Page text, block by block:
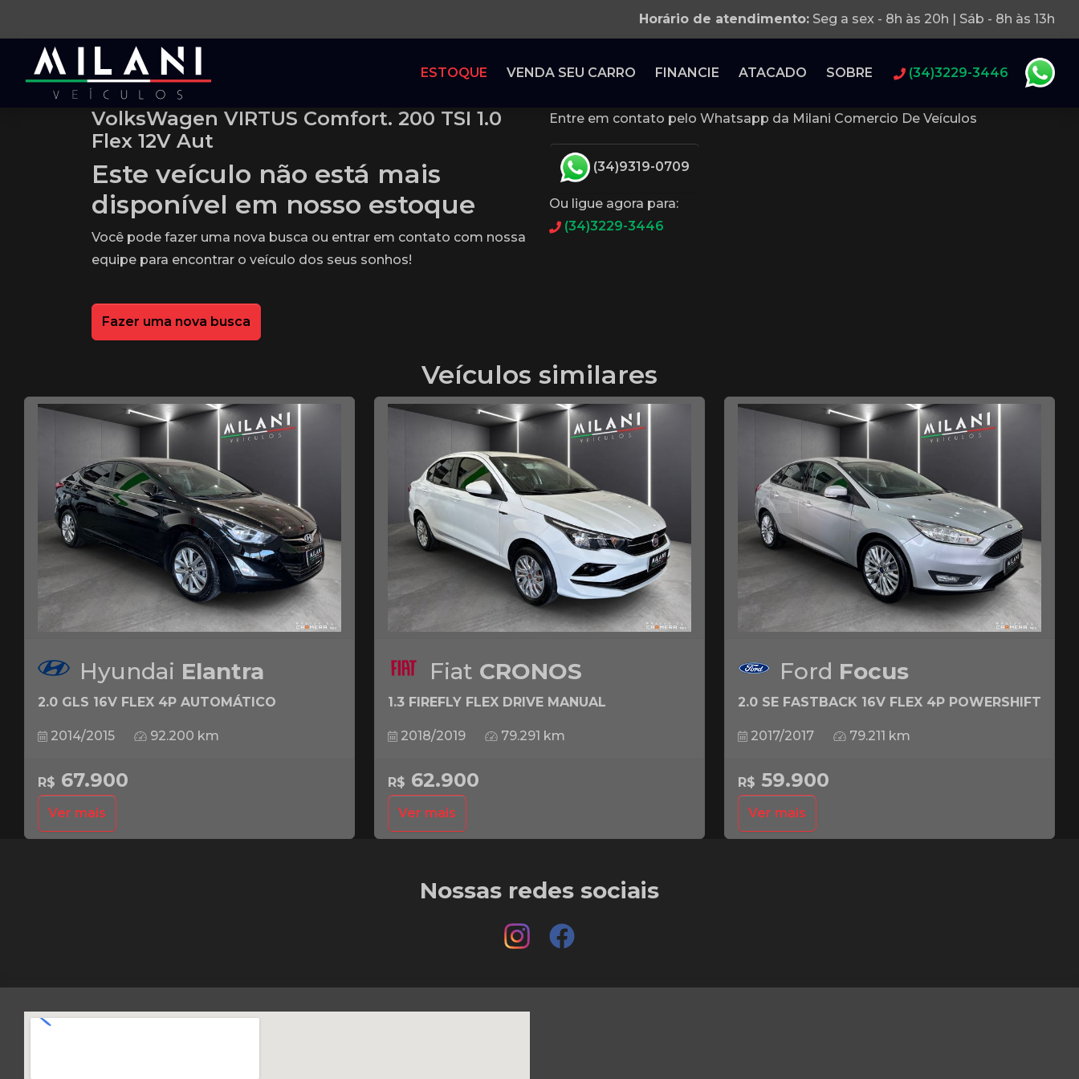
Horário de atendimento: Seg a sex - 8h às 20h | Sáb - 8h às 13h
ESTOQUE VENDA SEU CARRO FINANCIE ATACADO SOBRE (34)3229-3446
VolksWagen VIRTUS Comfort. 200 TSI 1.0
Flex 12V Aut
Este veículo não está mais
disponível em nosso estoque
Você pode fazer uma nova busca ou entrar em contato com nossa
equipe para encontrar o veículo dos seus sonhos!
Fazer uma nova busca
Entre em contato pelo Whatsapp da Milani Comercio De Veículos
(34)9319-0709
Ou ligue agora para:
(34)3229-3446
Veículos similares
Hyundai Elantra
2.0 GLS 16V FLEX 4P AUTOMÁTICO
2014/2015 92.200 km
R$ 67.900
Ver mais
Fiat CRONOS
1.3 FIREFLY FLEX DRIVE MANUAL
2018/2019 79.291 km
R$ 62.900
Ver mais
Ford Focus
2.0 SE FASTBACK 16V FLEX 4P POWERSHIFT
2017/2017 79.211 km
R$ 59.900
Ver mais
Nossas redes sociais